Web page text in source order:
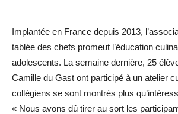
Implantée en France depuis 2013,
tablée des chefs promeut l’éducation
adolescents. La semaine dernière, 25
Camille du Gast ont participé à un atelier
collégiens se sont montrés plus
« Nous avons dû tirer au sort les